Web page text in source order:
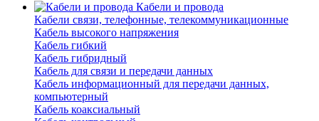
Кабели и провода
Кабели связи, телефонные, телекоммуникационные
Кабель высокого напряжения
Кабель гибкий
Кабель гибридный
Кабель для связи и передачи данных
Кабель информационный для передачи данных,
компьютерный
Кабель коаксиальный